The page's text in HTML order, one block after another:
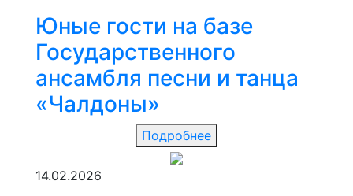
Юные гости на базе
Государственного
ансамбля песни и танца
«Чалдоны»
Подробнее
14.02.2026